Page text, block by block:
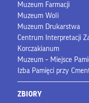
Muzeum Farmacji
Muzeum Woli
Muzeum Drukarstwa
Centrum Interpretacji
Korczakianum
Muzeum – Miejsce
Izba Pamięci przy
ZBIORY